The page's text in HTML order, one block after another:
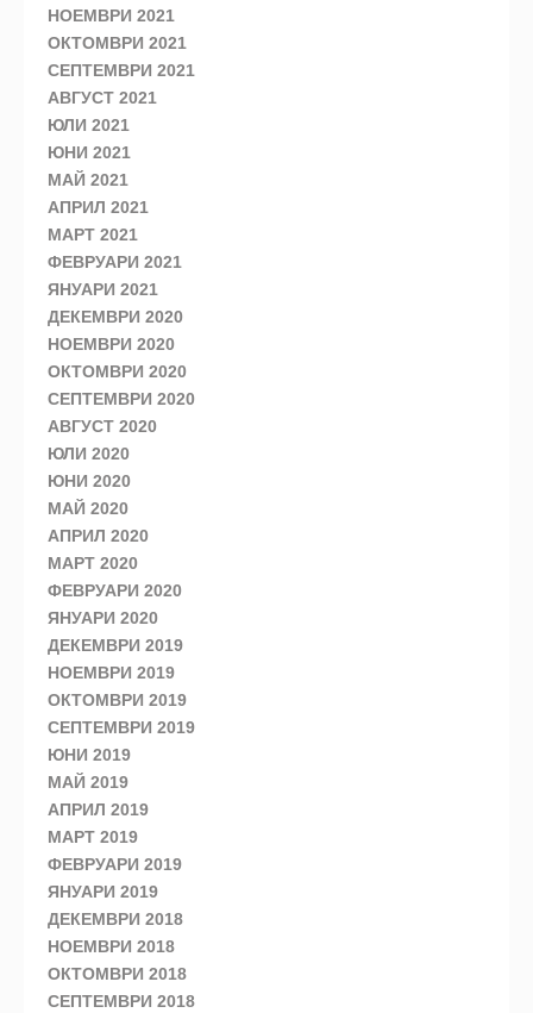
НОЕМВРИ 2021
ОКТОМВРИ 2021
СЕПТЕМВРИ 2021
АВГУСТ 2021
ЮЛИ 2021
ЮНИ 2021
МАЙ 2021
АПРИЛ 2021
МАРТ 2021
ФЕВРУАРИ 2021
ЯНУАРИ 2021
ДЕКЕМВРИ 2020
НОЕМВРИ 2020
ОКТОМВРИ 2020
СЕПТЕМВРИ 2020
АВГУСТ 2020
ЮЛИ 2020
ЮНИ 2020
МАЙ 2020
АПРИЛ 2020
МАРТ 2020
ФЕВРУАРИ 2020
ЯНУАРИ 2020
ДЕКЕМВРИ 2019
НОЕМВРИ 2019
ОКТОМВРИ 2019
СЕПТЕМВРИ 2019
ЮНИ 2019
МАЙ 2019
АПРИЛ 2019
МАРТ 2019
ФЕВРУАРИ 2019
ЯНУАРИ 2019
ДЕКЕМВРИ 2018
НОЕМВРИ 2018
ОКТОМВРИ 2018
СЕПТЕМВРИ 2018